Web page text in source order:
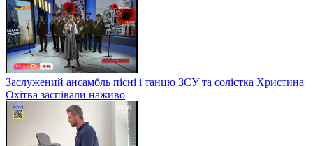
Заслужений ансамбль пісні і танцю ЗСУ та солістка Христина
Охітва заспівали наживо